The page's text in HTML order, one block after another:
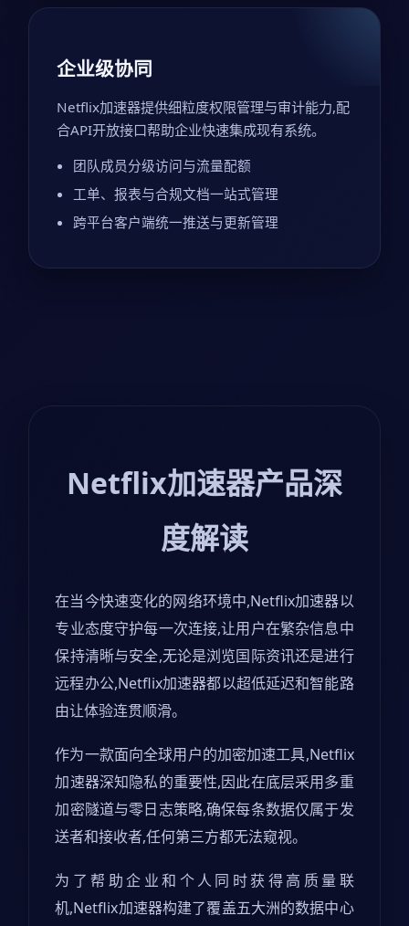
企业级协同
Netflix加速器提供细粒度权限管理与审计能力,配
合API开放接口帮助企业快速集成现有系统。
团队成员分级访问与流量配额
工单、报表与合规文档一站式管理
跨平台客户端统一推送与更新管理
Netflix加速器产品深
度解读
在当今快速变化的网络环境中,Netflix加速器以
专业态度守护每一次连接,让用户在繁杂信息中
保持清晰与安全,无论是浏览国际资讯还是进行
远程办公,Netflix加速器都以超低延迟和智能路
由让体验连贯顺滑。
作为一款面向全球用户的加密加速工具,Netflix
加速器深知隐私的重要性,因此在底层采用多重
加密隧道与零日志策略,确保每条数据仅属于发
送者和接收者,任何第三方都无法窥视。
为了帮助企业和个人同时获得高质量联
机,Netflix加速器构建了覆盖五大洲的数据中心